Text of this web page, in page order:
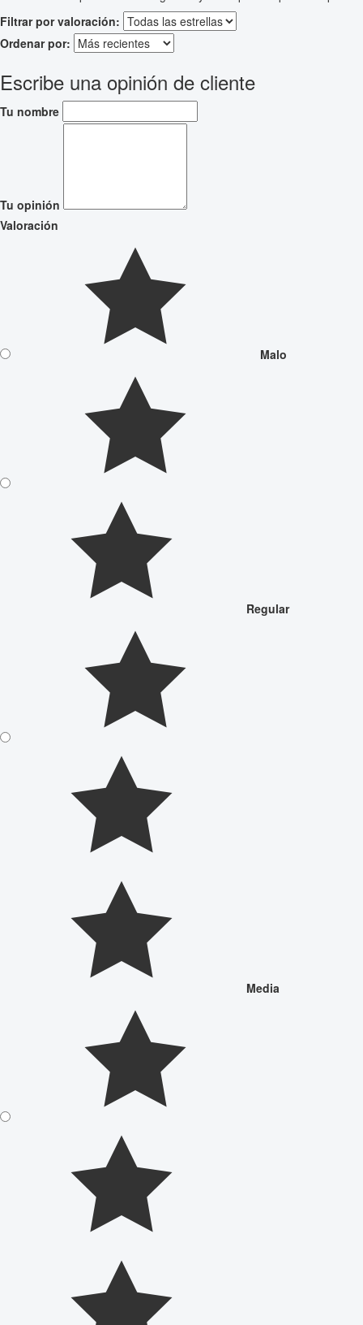
Filtrar por valoración:
Ordenar por:
Escribe una opinión de cliente
Tu nombre
Tu opinión
Valoración
Malo
Regular
Media